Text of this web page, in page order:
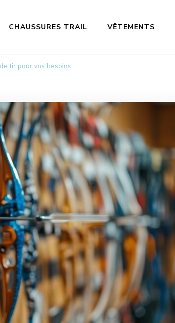
CHAUSSURES TRAIL VÊTEMENTS
tir pour vos besoins